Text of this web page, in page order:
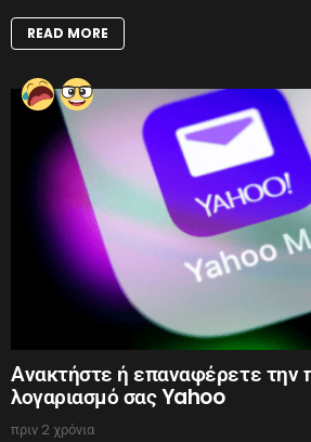
READ MORE
Ανακτήστε ή επαναφέρετε την
λογαριασμό σας Yahoo
πριν 2 χρόνια